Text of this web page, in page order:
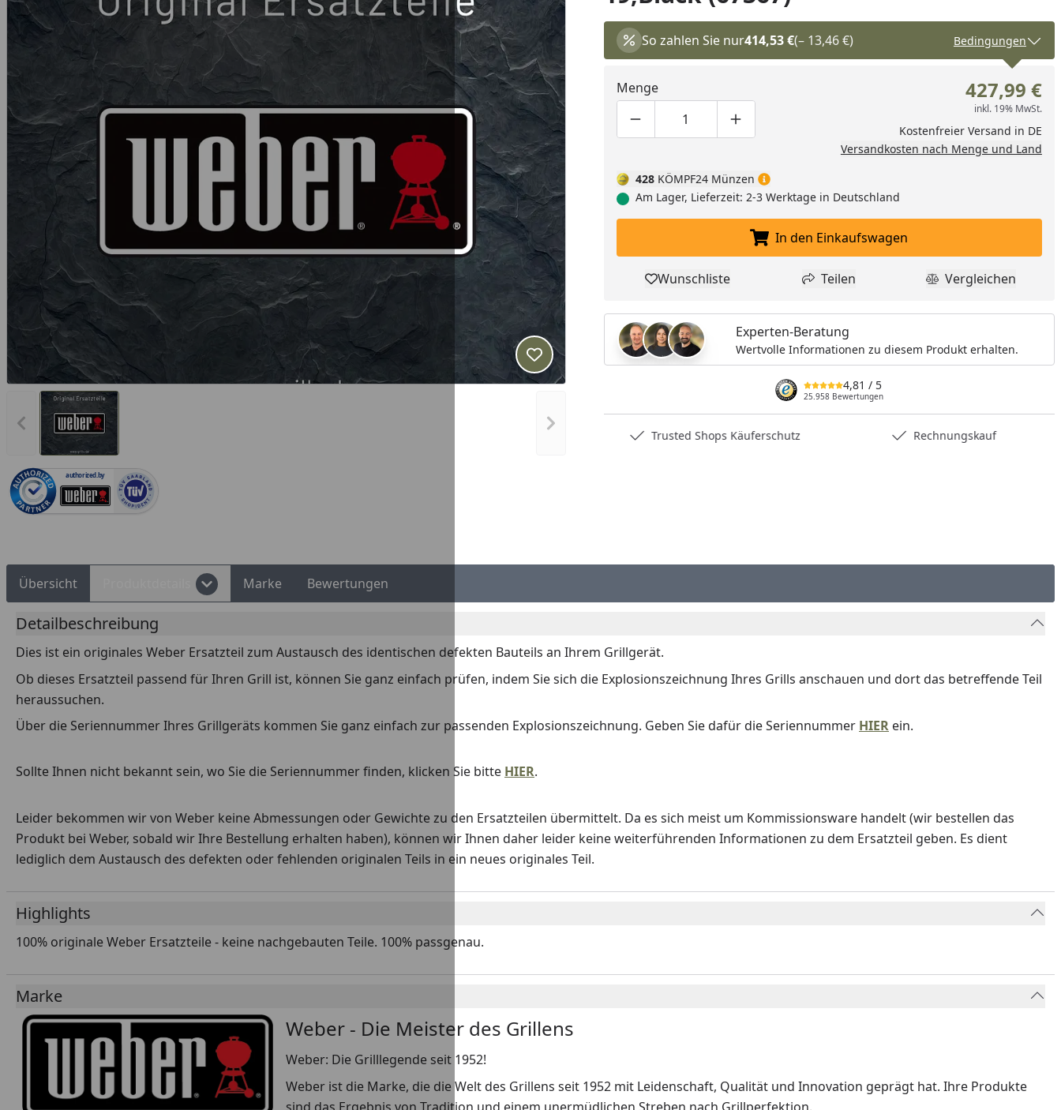
Vorheriges Bild anzeigen Nächstes Bild anzeigen
Produkt zur Wunschliste hinzufügen
authorized.by
So zahlen Sie nur414,53 €(– 13,46 €) Bedingungen
Menge
Produktmenge um eins verringern
Produktmenge manuell eingeben
Produktmenge um eins erhöhen
427,99 €
inkl. 19% MwSt.
Kostenfreier Versand in DE
Versandkosten nach Menge und Land
428 KÖMPF24 Münzen
Am Lager, Lieferzeit: 2-3 Werktage in Deutschland
In den Einkaufswagen legen
In den Einkaufswagen
Produkt zur Wunschliste hinzufügen
Wunschliste Teilen
Teilen Produkt
Vergleichen
Experten-Beratung
Wertvolle Informationen zu diesem Produkt erhalten.
4,81 / 5
25.958 Bewertungen
Deutschlands bester Händler Trusted Shops Käuferschutz Rechnungskauf
Übersicht Marke Bewertungen
Detailbeschreibung
Dies ist ein originales Weber Ersatzteil zum Austausch des identischen defekten Bauteils an Ihrem Grillgerät.
Ob dieses Ersatzteil passend für Ihren Grill ist, können Sie ganz einfach prüfen, indem Sie sich die Explosionszeichnung Ihres Grills anschauen und dort das betreffende Teil
heraussuchen.
Über die Seriennummer Ihres Grillgeräts kommen Sie ganz einfach zur passenden Explosionszeichnung. Geben Sie dafür die Seriennummer HIER ein.
Sollte Ihnen nicht bekannt sein, wo Sie die Seriennummer finden, klicken Sie bitte HIER.
Leider bekommen wir von Weber keine Abmessungen oder Gewichte zu den Ersatzteilen übermittelt. Da es sich meist um Kommissionsware handelt (wir bestellen das
Produkt bei Weber, sobald wir Ihre Bestellung erhalten haben), können wir Ihnen daher leider keine weiterführenden Informationen zu dem Ersatzteil geben. Es dient
lediglich dem Austausch des defekten oder fehlenden originalen Teils in ein neues originales Teil.
Highlights
100% originale Weber Ersatzteile - keine nachgebauten Teile. 100% passgenau.
Marke
Weber - Die Meister des Grillens
Weber: Die Grilllegende seit 1952!
Weber ist die Marke, die die Welt des Grillens seit 1952 mit Leidenschaft, Qualität und Innovation geprägt hat. Ihre Produkte